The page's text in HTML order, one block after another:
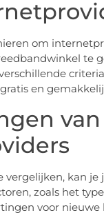
om
te
en
vergelijken, kan
zoals het
voor